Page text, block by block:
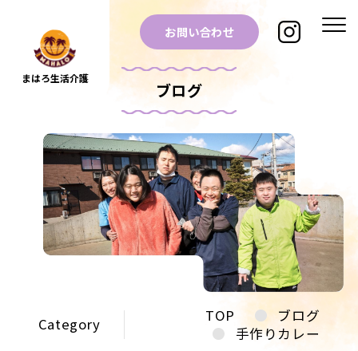
まはろ生活介護
お問い合わせ
ブログ
Category TOP
ブログ
手作りカレー